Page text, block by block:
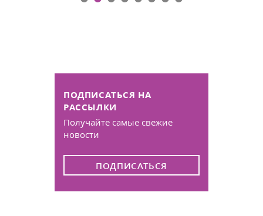
ПОДПИСАТЬСЯ НА
РАССЫЛКИ
Получайте самые свежие
новости
ПОДПИСАТЬСЯ